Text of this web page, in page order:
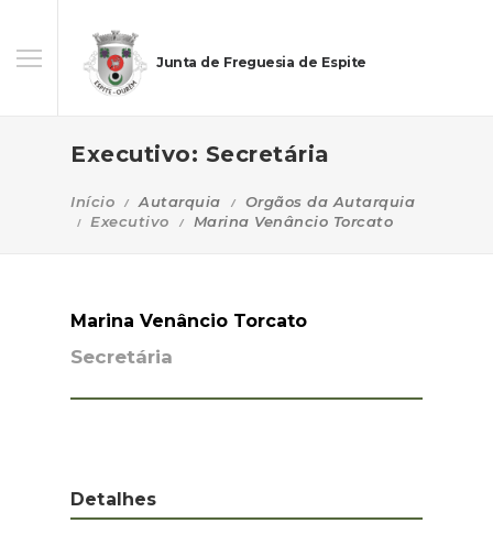
Junta de Freguesia de Espite
Executivo: Secretária
Início Autarquia
Orgãos da Autarquia
Executivo
Marina Venâncio Torcato
Marina Venâncio Torcato
Secretária
Detalhes